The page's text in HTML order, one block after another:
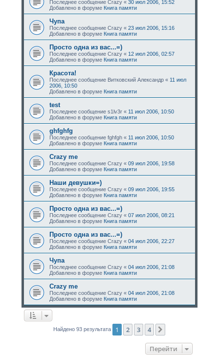
Последнее сообщение Crazy« 30 июл 2006, 15:52
Добавлено в форуме Книга памяти
Чупа
Последнее сообщение Crazy« 23 июл 2006, 15:16
Добавлено в форуме Книга памяти
Просто одна из вас...=)
Последнее сообщение Crazy« 12 июл 2006, 02:57
Добавлено в форуме Книга памяти
Красота!
Последнее сообщение Витковский Александр« 11 июл
2006, 10:50
Добавлено в форуме Книга памяти
test
Последнее сообщение s1lv3r« 11 июл 2006, 10:50
Добавлено в форуме Книга памяти
ghfghfg
Последнее сообщение fghfgh« 11 июл 2006, 10:50
Добавлено в форуме Книга памяти
Crazy me
Последнее сообщение Crazy« 09 июл 2006, 19:58
Добавлено в форуме Книга памяти
Наши девушки=)
Последнее сообщение Crazy« 09 июл 2006, 19:55
Добавлено в форуме Книга памяти
Просто одна из вас...=)
Последнее сообщение Crazy« 07 июл 2006, 08:21
Добавлено в форуме Книга памяти
Просто одна из вас...=)
Последнее сообщение Crazy« 04 июл 2006, 22:27
Добавлено в форуме Книга памяти
Чупа
Последнее сообщение Crazy« 04 июл 2006, 21:08
Добавлено в форуме Книга памяти
Crazy me
Последнее сообщение Crazy« 04 июл 2006, 21:08
Добавлено в форуме Книга памяти
Найдено 93 результата 1 2 3 4
Перейти